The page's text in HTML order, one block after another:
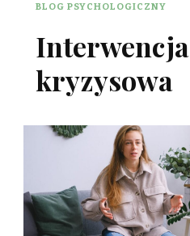
BLOG PSYCHOLOGICZNY
Interwencja
kryzysowa